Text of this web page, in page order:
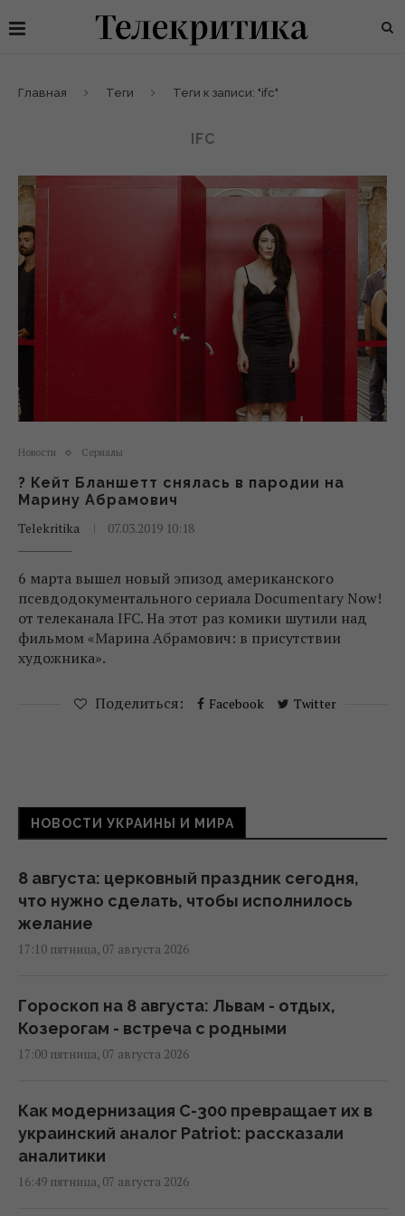
Главная Теги Теги к записи: "ifc"
IFC
Новости Сериалы
? Кейт Бланшетт снялась в пародии на
Марину Абрамович
Telekritika
07.03.2019 10:18
6 марта вышел новый эпизод американского
псевдодокументального сериала Documentary Now!
от телеканала IFC. На этот раз комики шутили над
фильмом «Марина Абрамович: в присутствии
художника».
Поделиться: Facebook Twitter
НОВОСТИ УКРАИНЫ И МИРА
8 августа: церковный праздник сегодня,
что нужно сделать, чтобы исполнилось
желание
17:10 пятница, 07 августа 2026
Гороскоп на 8 августа: Львам - отдых,
Козерогам - встреча с родными
17:00 пятница, 07 августа 2026
Как модернизация С-300 превращает их в
украинский аналог Patriot: рассказали
аналитики
16:49 пятница, 07 августа 2026